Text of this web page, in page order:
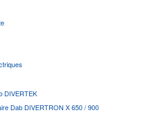
DIVERTEK
Dab DIVERTRON X 650 / 900